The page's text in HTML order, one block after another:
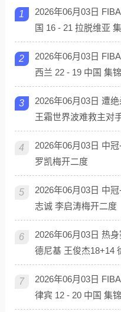
1
2026年06月03日
国 16 - 21 拉脱维亚
2
2026年06月03日
西兰 22 - 19 中国 集锦
3
2026年06月03日 遭
王霜世界波难救主对
4
2026年06月03日 中
罗凯梅开二度
5
2026年06月03日 中
志诚 李启涛梅开二度
6
2026年06月03日 热
德尼基 王俊杰18+14
7
2026年06月03日
律宾 12 - 20 中国 集锦